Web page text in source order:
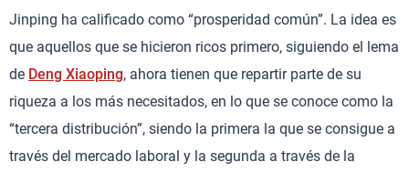
Jinping ha calificado como “prosperidad común”. La idea es
que aquellos que se hicieron ricos primero, siguiendo el lema
de Deng Xiaoping, ahora tienen que repartir parte de su
riqueza a los más necesitados, en lo que se conoce como la
“tercera distribución”, siendo la primera la que se consigue a
través del mercado laboral y la segunda a través de la